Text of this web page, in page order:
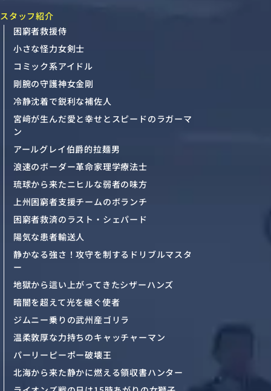
スタッフ紹介
困窮者救援侍
小さな怪力女剣士
コミック系アイドル
剛腕の守護神女金剛
冷静沈着で鋭利な補佐人
宮﨑が生んだ愛と幸せとスピードのラガーマ
ン
アールグレイ伯爵的拉麺男
浪速のボーダー革命家理学療法士
琉球から来たニヒルな弱者の味方
上州困窮者支援チームのボランチ
困窮者救済のラスト・シェパード
陽気な患者輸送人
静かなる強さ！攻守を制するドリブルマスタ
ー
地獄から這い上がってきたシザーハンズ
暗闇を超えて光を継ぐ使者
ジムニー乗りの武州産ゴリラ
温柔敦厚な力持ちのキャッチャーマン
パーリーピーポー破壊王
北海から来た静かに燃える領収書ハンター